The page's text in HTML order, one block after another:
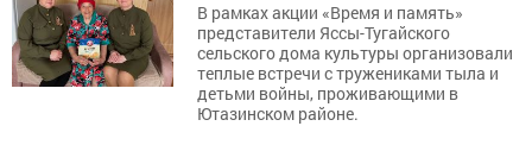
В рамках акции «Время и память»
представители Яссы-Тугайского
сельского дома культуры организовали
теплые встречи с тружениками тыла и
детьми войны, проживающими в
Ютазинском районе.